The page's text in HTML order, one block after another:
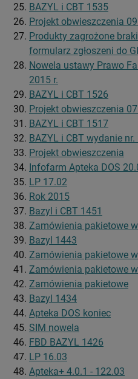
BAZYL i CBT 1535
Projekt obwieszczenia
Produkty zagrożone
formularz zgłoszeni do
Nowela ustawy Prawo
2015 r.
BAZYL i CBT 1526
Projekt obwieszczenia
BAZYL i CBT 1517
BAZYL i CBT wydanie nr.
Projekt obwieszczenia
Infofarm Apteka DOS
LP 17.02
Rok 2015
Bazyl i CBT 1451
Zamówienia pakietowe
Bazyl 1443
Zamówienia pakietowe
Zamówienia pakietowe
Zamówienia pakietowe
Bazyl 1434
Apteka DOS koniec
SIM nowela
FBD BAZYL 1426
LP 16.03
Apteka+ 4.0.1 - 122.03